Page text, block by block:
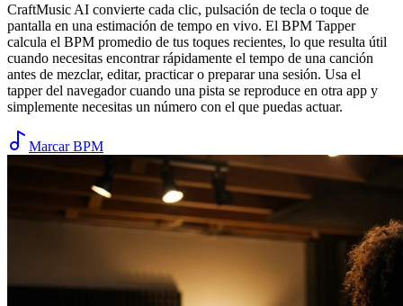
CraftMusic AI convierte cada clic, pulsación de tecla o toque de
pantalla en una estimación de tempo en vivo. El BPM Tapper
calcula el BPM promedio de tus toques recientes, lo que resulta útil
cuando necesitas encontrar rápidamente el tempo de una canción
antes de mezclar, editar, practicar o preparar una sesión. Usa el
tapper del navegador cuando una pista se reproduce en otra app y
simplemente necesitas un número con el que puedas actuar.
Marcar BPM